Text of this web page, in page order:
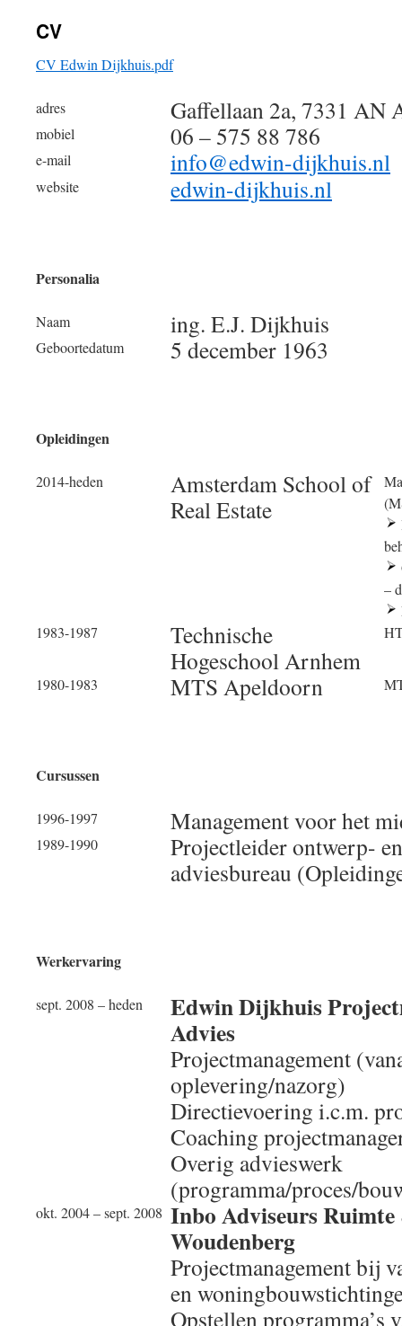
inhoud
CV
CV Edwin Dijkhuis.pdf
adres Gaffellaan 2a, 7331 AN
mobiel 06 – 575 88 786
e-mail info@edwin-dijkhuis.nl
website edwin-dijkhuis.nl
Personalia
Naam ing. E.J. Dijkhuis
Geboortedatum 5 december 1963
Opleidingen
2014-heden
Amsterdam School of
Real Estate
–
1983-1987
Technische
Hogeschool Arnhem
1980-1983 MTS Apeldoorn
Cursussen
1996-1997 Management voor het
1989-1990
Projectleider ontwerp-
adviesbureau
Werkervaring
sept. 2008 – heden Edwin Dijkhuis
Advies
Projectmanagement
oplevering/nazorg)
Directievoering i.c.m.
Coaching
Overig advieswerk
(programma/proces/
okt. 2004 – sept. 2008 Inbo Adviseurs Ruimte
Woudenberg
Projectmanagement bij
en
Opstellen programma’s